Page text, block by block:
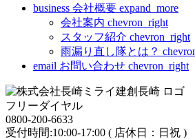
business 会社概要 expand_more
会社案内 chevron_right
スタッフ紹介 chevron_right
雨漏り直し隊とは？
email お問い合わせ chevron_right
フリーダイヤル
0800-200-6633
受付時間:10:00-17:00 ( 店休日：日祝 )